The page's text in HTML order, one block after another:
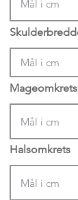
Mageomkrets
Halsomkrets